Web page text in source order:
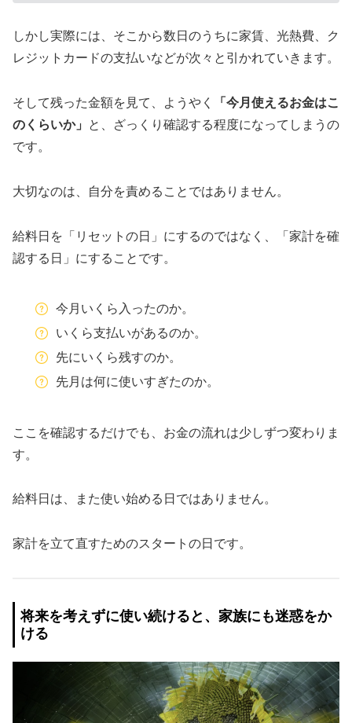
しかし実際には、そこから数日のうちに家賃、光熱費、ク
レジットカードの支払いなどが次々と引かれていきます。
そして残った金額を見て、ようやく
「今月使えるお金はこ
のくらいか」
と、ざっくり確認する程度になってしまうの
です。
大切なのは、自分を責めることではありません。
給料日を「リセットの日」にするのではなく、「家計を確
認する日」にすることです。
今月いくら入ったのか。
いくら支払いがあるのか。
先にいくら残すのか。
先月は何に使いすぎたのか。
ここを確認するだけでも、お金の流れは少しずつ変わりま
す。
給料日は、また使い始める日ではありません。
家計を立て直すためのスタートの日です。
将来を考えずに使い続けると、家族にも迷惑をか
ける